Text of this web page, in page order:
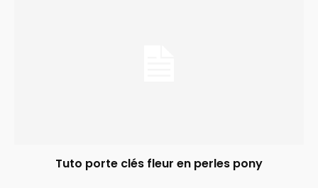
Tuto porte clés fleur en perles pony